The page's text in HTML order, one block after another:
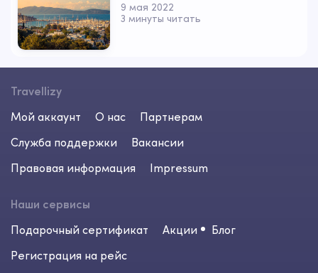
9 мая 2022
3 минуты читать
Travellizy
Мой аккаунт
О нас
Партнерам
Служба поддержки
Вакансии
Правовая информация
Impressum
Наши сервисы
Подарочный сертификат
Акции
Блог
Регистрация на рейс